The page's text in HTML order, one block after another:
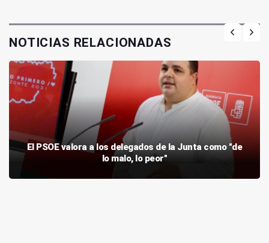
NOTICIAS RELACIONADAS
El PSOE valora a los delegados de la Junta como "de
lo malo, lo peor"